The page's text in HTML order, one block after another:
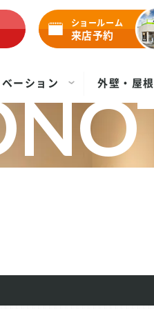
ショールーム
来店予約
ーション 外壁・屋根